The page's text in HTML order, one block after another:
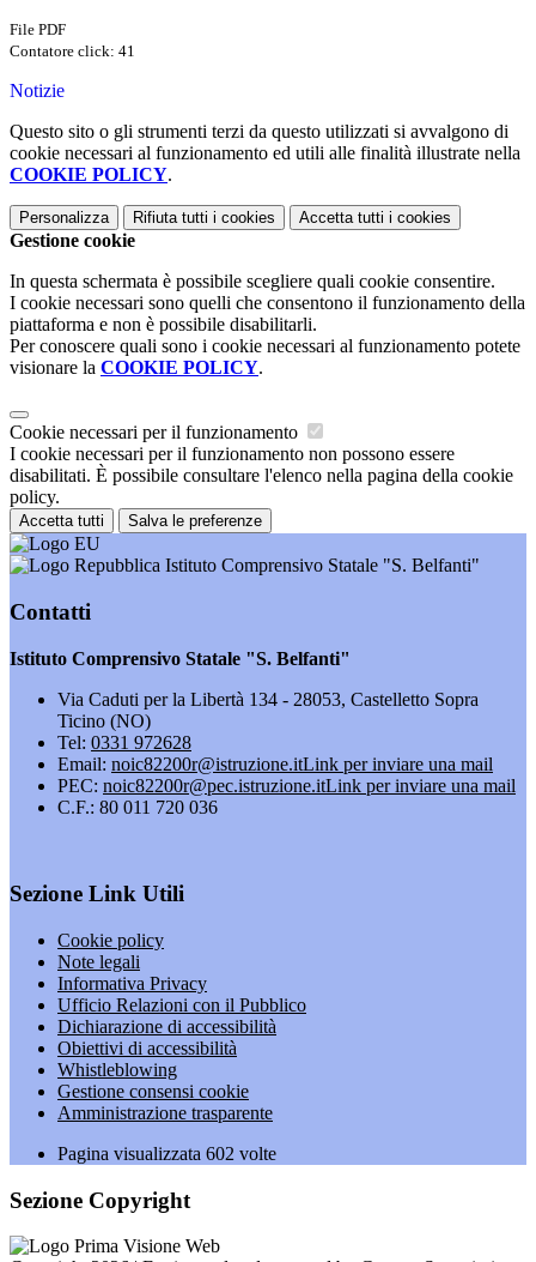
File PDF
Contatore click: 41
Notizie
Questo sito o gli strumenti terzi da questo utilizzati si avvalgono di
cookie necessari al funzionamento ed utili alle finalità illustrate nella
COOKIE POLICY.
Personalizza Rifiuta tutti i cookies Accetta tutti i cookies
Gestione cookie
In questa schermata è possibile scegliere quali cookie consentire.
I cookie necessari sono quelli che consentono il funzionamento della
piattaforma e non è possibile disabilitarli.
Per conoscere quali sono i cookie necessari al funzionamento potete
visionare la COOKIE POLICY.
Cookie necessari per il funzionamento
I cookie necessari per il funzionamento non possono essere
disabilitati. È possibile consultare l'elenco nella pagina della cookie
policy.
Accetta tutti Salva le preferenze
Istituto Comprensivo Statale "S. Belfanti"
Contatti
Istituto Comprensivo Statale "S. Belfanti"
Via Caduti per la Libertà 134 - 28053, Castelletto Sopra
Ticino (NO)
Tel: 0331 972628
Email: noic82200r@istruzione.itLink per inviare una mail
PEC: noic82200r@pec.istruzione.itLink per inviare una mail
C.F.: 80 011 720 036
Sezione Link Utili
Cookie policy
Note legali
Informativa Privacy
Ufficio Relazioni con il Pubblico
Dichiarazione di accessibilità
Obiettivi di accessibilità
Whistleblowing
Gestione consensi cookie
Amministrazione trasparente
Pagina visualizzata 602 volte
Sezione Copyright